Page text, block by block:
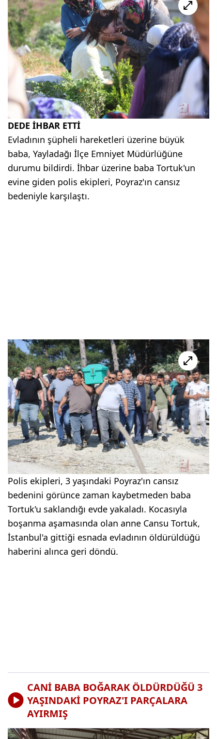
DEDE İHBAR ETTİ
Evladının şüpheli hareketleri üzerine büyük
baba, Yayladağı İlçe Emniyet Müdürlüğüne
durumu bildirdi. İhbar üzerine baba Tortuk'un
evine giden polis ekipleri, Poyraz'ın cansız
bedeniyle karşılaştı.
Polis ekipleri, 3 yaşındaki Poyraz'ın cansız
bedenini görünce zaman kaybetmeden baba
Tortuk'u saklandığı evde yakaladı. Kocasıyla
boşanma aşamasında olan anne Cansu Tortuk,
İstanbul'a gittiği esnada evladının öldürüldüğü
haberini alınca geri döndü.
CANİ BABA BOĞARAK ÖLDÜRDÜĞÜ 3
YAŞINDAKİ POYRAZ'I PARÇALARA
AYIRMIŞ